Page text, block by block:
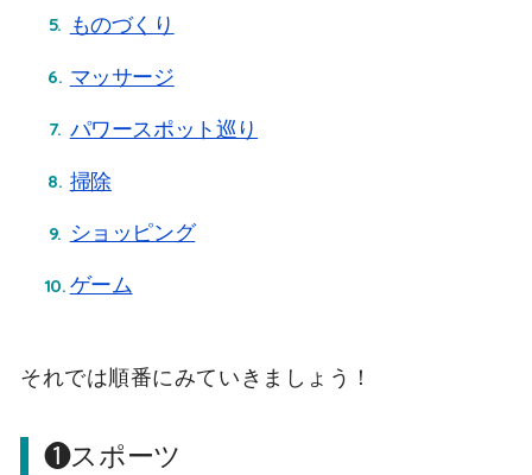
ものづくり
マッサージ
パワースポット巡り
掃除
ショッピング
ゲーム
それでは順番にみていきましょう！
❶スポーツ